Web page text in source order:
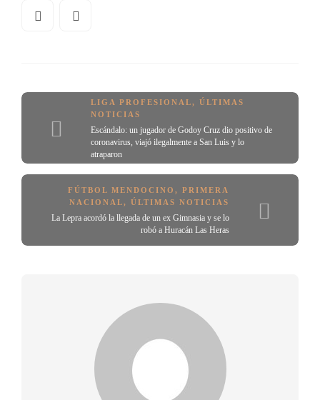
LIGA PROFESIONAL, ÚLTIMAS
NOTICIAS
Escándalo: un jugador de Godoy Cruz dio positivo de
coronavirus, viajó ilegalmente a San Luis y lo
atraparon
FÚTBOL MENDOCINO , PRIMERA
NACIONAL, ÚLTIMAS NOTICIAS
La Lepra acordó la llegada de un ex Gimnasia y se lo
robó a Huracán Las Heras